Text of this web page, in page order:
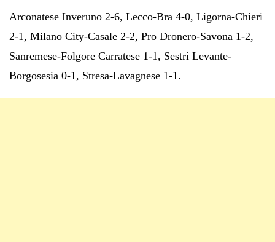
Arconatese Inveruno 2-6, Lecco-Bra 4-0, Ligorna-Chieri
2-1, Milano City-Casale 2-2, Pro Dronero-Savona 1-2,
Sanremese-Folgore Carratese 1-1, Sestri Levante-
Borgosesia 0-1, Stresa-Lavagnese 1-1.